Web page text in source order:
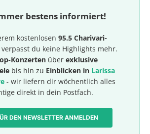
bestens informiert!
kostenlosen 95.5 Charivari-
du keine Highlights mehr.
Konzerten über exklusive
bis hin zu Einblicken in Larissa
- wir liefern dir wöchentlich alles
direkt in dein Postfach.
DEN NEWSLETTER ANMELDEN